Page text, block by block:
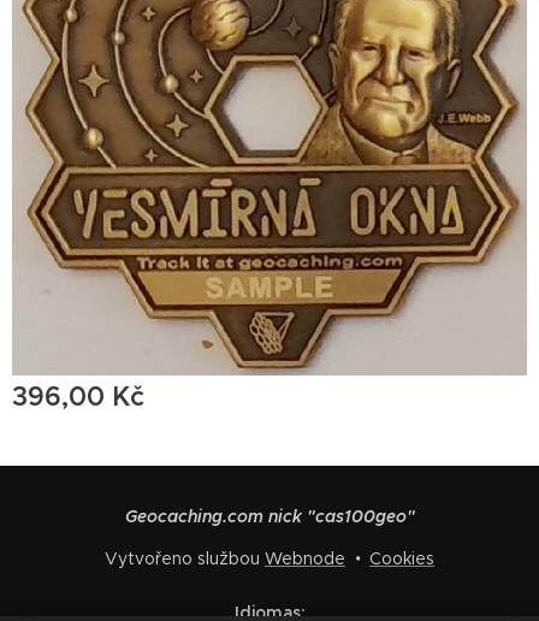
396,00 Kč
Geocaching.com nick "cas100geo"
Vytvořeno službou Webnode Cookies
Idiomas